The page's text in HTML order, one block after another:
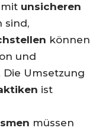
unsicheren
sind,
können
und
Die Umsetzung
ist
müssen